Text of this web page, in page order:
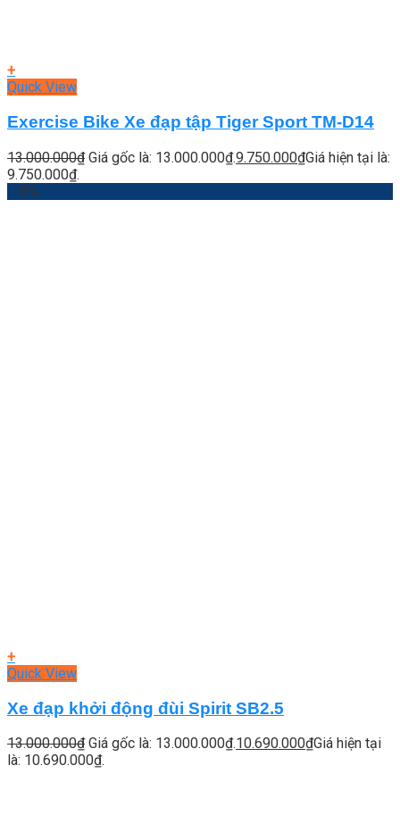
+
Quick View
Exercise Bike Xe đạp tập Tiger Sport TM-D14
13.000.000₫ Giá gốc là: 13.000.000₫.9.750.000₫Giá hiện tại là:
9.750.000₫.
-18%
+
Quick View
Xe đạp khởi động đùi Spirit SB2.5
13.000.000₫ Giá gốc là: 13.000.000₫.10.690.000₫Giá hiện tại
là: 10.690.000₫.